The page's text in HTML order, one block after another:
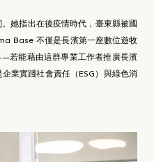
她指出在後疫情時代，臺東縣被國
Base 不僅是長濱第一座數位遊牧
若能藉由這群專業工作者推廣長濱
業實踐社會責任（ESG）與綠色消